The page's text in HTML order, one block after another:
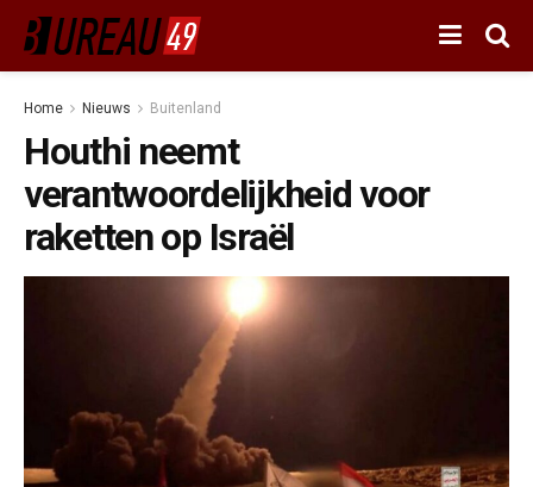
Home Nieuws Buitenland
Houthi neemt
verantwoordelijkheid voor
raketten op Israël